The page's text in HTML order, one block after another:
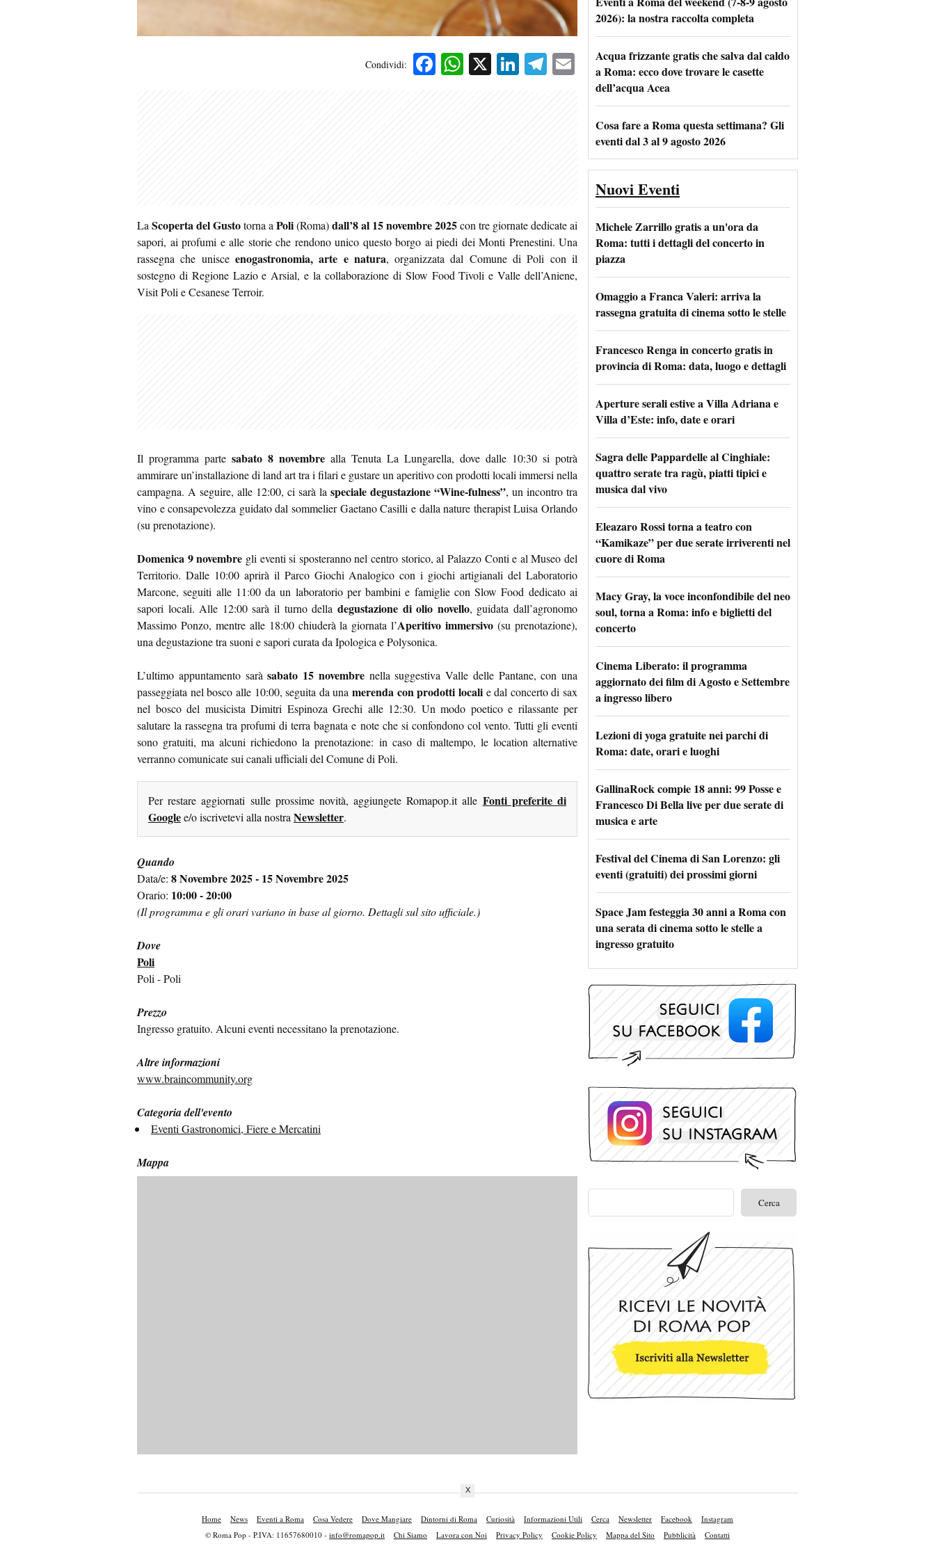
Condividi: Facebook
WhatsApp
X LinkedIn
Telegram
Email
LaScoperta del Gustotorna aPoli(Roma)dall’8 al 15 novembre 2025con tre giornate dedicate ai
sapori, ai profumi e alle storie che rendono unico questo borgo ai piedi dei Monti Prenestini. Una
rassegna che unisce enogastronomia, arte e natura, organizzata dal Comune di Poli con il
sostegno di Regione Lazio e Arsial, e la collaborazione di Slow Food Tivoli e Valle dell’Aniene,
Visit Poli e Cesanese Terroir.
Il programma parte sabato 8 novembre alla Tenuta La Lungarella, dove dalle 10:30 si potrà
ammirare un’installazione di land art tra i filari e gustare un aperitivo con prodotti locali immersi nella
campagna. A seguire, alle 12:00, ci sarà la speciale degustazione “Wine-fulness”, un incontro tra
vino e consapevolezza guidato dal sommelier Gaetano Casilli e dalla nature therapist Luisa Orlando
(su prenotazione).
Domenica 9 novembre gli eventi si sposteranno nel centro storico, al Palazzo Conti e al Museo del
Territorio. Dalle 10:00 aprirà il Parco Giochi Analogico con i giochi artigianali del Laboratorio
Marcone, seguiti alle 11:00 da un laboratorio per bambini e famiglie con Slow Food dedicato ai
sapori locali. Alle 12:00 sarà il turno della degustazione di olio novello, guidata dall’agronomo
Massimo Ponzo, mentre alle 18:00 chiuderà la giornata l’Aperitivo immersivo (su prenotazione),
una degustazione tra suoni e sapori curata da Ipologica e Polysonica.
L’ultimo appuntamento saràsabato 15 novembrenella suggestiva Valle delle Pantane, con una
passeggiata nel bosco alle 10:00, seguita da una merenda con prodotti localie dal concerto di sax
nel bosco del musicista Dimitri Espinoza Grechi alle 12:30. Un modo poetico e rilassante per
salutare la rassegna tra profumi di terra bagnata e note che si confondono col vento. Tutti gli eventi
sono gratuiti, ma alcuni richiedono la prenotazione: in caso di maltempo, le location alternative
verranno comunicate sui canali ufficiali del Comune di Poli.
Per restare aggiornati sulle prossime novità, aggiungete Romapop.it alle Fonti preferite di
Googlee/o iscrivetevi alla nostraNewsletter.
Quando
Data/e: 8 Novembre 2025 - 15 Novembre 2025
Orario: 10:00 - 20:00
(Il programma e gli orari variano in base al giorno. Dettagli sul sito ufficiale.)
Dove
Poli
Poli - Poli
Prezzo
Ingresso gratuito. Alcuni eventi necessitano la prenotazione.
Altre informazioni
www.braincommunity.org
Categoria dell'evento
Eventi Gastronomici, Fiere e Mercatini
Mappa
2026): la nostra raccolta completa
Acqua frizzante gratis che salva dal caldo
a Roma: ecco dove trovare le casette
dell’acqua Acea
Cosa fare a Roma questa settimana? Gli
eventi dal 3 al 9 agosto 2026
Nuovi Eventi
Michele Zarrillo gratis a un'ora da
Roma: tutti i dettagli del concerto in
piazza
Omaggio a Franca Valeri: arriva la
rassegna gratuita di cinema sotto le stelle
Francesco Renga in concerto gratis in
provincia di Roma: data, luogo e dettagli
Aperture serali estive a Villa Adriana e
Villa d’Este: info, date e orari
Sagra delle Pappardelle al Cinghiale:
quattro serate tra ragù, piatti tipici e
musica dal vivo
Eleazaro Rossi torna a teatro con
“Kamikaze” per due serate irriverenti nel
cuore di Roma
Macy Gray, la voce inconfondibile del neo
soul, torna a Roma: info e biglietti del
concerto
Cinema Liberato: il programma
aggiornato dei film di Agosto e Settembre
a ingresso libero
Lezioni di yoga gratuite nei parchi di
Roma: date, orari e luoghi
GallinaRock compie 18 anni: 99 Posse e
Francesco Di Bella live per due serate di
musica e arte
Festival del Cinema di San Lorenzo: gli
eventi (gratuiti) dei prossimi giorni
Space Jam festeggia 30 anni a Roma con
una serata di cinema sotto le stelle a
ingresso gratuito
Home News Eventi a Roma Cosa Vedere Dove Mangiare Dintorni di Roma Curiosità Informazioni Utili Cerca Newsletter Facebook
Instagram
© Roma Pop - P.IVA: 11657680010 - info@romapop.it Chi Siamo Lavora con Noi Privacy Policy Cookie Policy Mappa del Sito Pubblicità Contatti
X